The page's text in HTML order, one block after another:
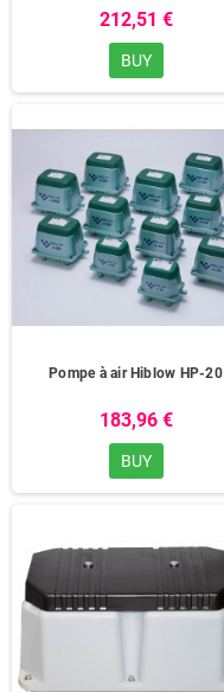
212,51 €
BUY
Pompe à air Hiblow HP-20
183,96 €
BUY